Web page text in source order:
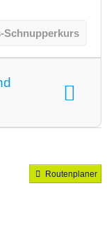
Schnupperkurs
Routenplaner